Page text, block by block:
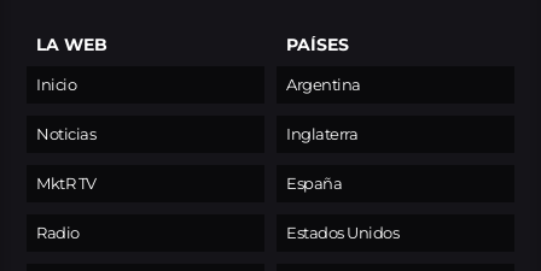
LA WEB
Inicio
Noticias
MktR TV
Radio
PAÍSES
Argentina
Inglaterra
España
Estados Unidos